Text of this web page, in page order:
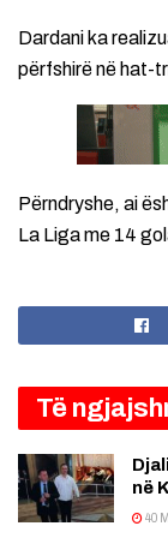
Dardani ka
përfshirë në hat-
Përndryshe, ai
La Liga me 14
Të
në
40